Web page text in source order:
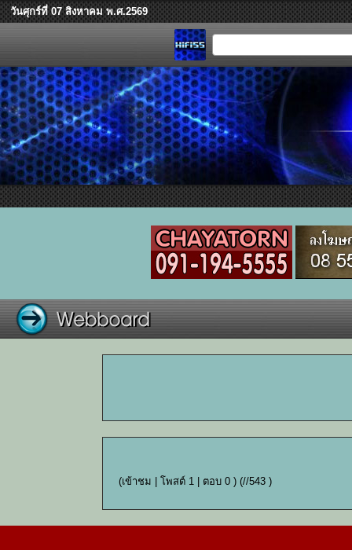
วันศุกร์ที่ 07 สิงหาคม พ.ศ.2569
(เข้าชม | โพสต์ 1 | ตอบ 0 ) (//543 )